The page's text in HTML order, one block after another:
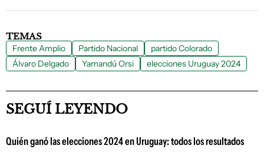
TEMAS
Frente Amplio Partido Nacional
partido Colorado
Álvaro Delgado
Yamandú Orsi elecciones Uruguay 2024
SEGUÍ LEYENDO
Quién ganó las elecciones 2024 en Uruguay: todos los resultados